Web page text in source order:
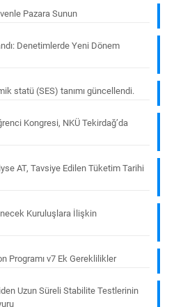
Pazara Sunun
Denetimlerde Yeni Dönem
statü (SES) tanımı güncellendi.
Kongresi, NKÜ Tekirdağ’da
AT, Tavsiye Edilen Tüketim Tarihi
Kuruluşlara İlişkin
Programı v7 Ek Gereklilikler
Uzun Süreli Stabilite Testlerinin